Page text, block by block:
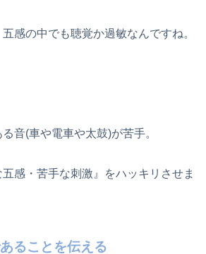
感の中でも聴覚か過敏なんですね。
音(車や電車や太鼓)が苦手。
感・苦手な刺激』をハッキリさせま
ることを伝える